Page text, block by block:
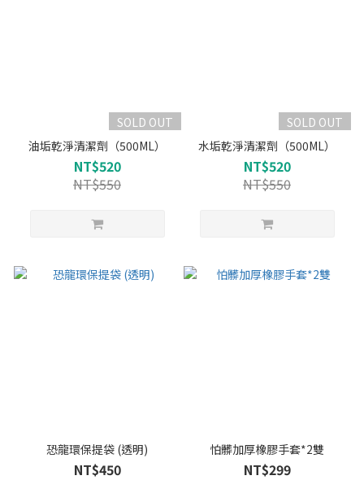
SOLD OUT
油垢乾淨清潔劑（500ML）
NT$520
NT$550
SOLD OUT
水垢乾淨清潔劑（500ML）
NT$520
NT$550
恐龍環保提袋 (透明)
NT$450
怕髒加厚橡膠手套*2雙
NT$299